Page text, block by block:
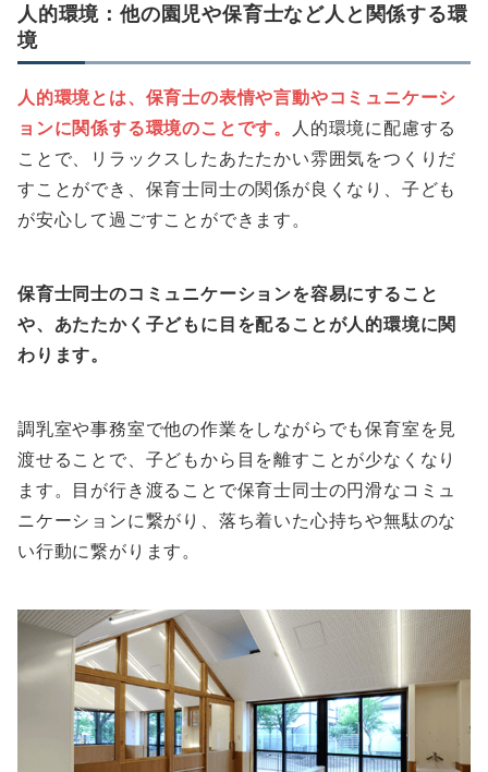
人的環境：他の園児や保育士など人と関係する環
境
人的環境とは、保育士の表情や言動やコミュニケーシ
ョンに関係する環境のことです。 人的環境に配慮する
ことで、リラックスしたあたたかい雰囲気をつくりだ
すことができ、保育士同士の関係が良くなり、子ども
が安心して過ごすことができます。
保育士同士のコミュニケーションを容易にすること
や、あたたかく子どもに目を配ることが人的環境に関
わります。
調乳室や事務室で他の作業をしながらでも保育室を見
渡せることで、子どもから目を離すことが少なくなり
ます。目が行き渡ることで保育士同士の円滑なコミュ
ニケーションに繋がり、落ち着いた心持ちや無駄のな
い行動に繋がります。